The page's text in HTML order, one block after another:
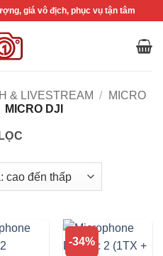
giá vô địch, phục vụ tận tâm
& LIVESTREAM /
MICRO
MICRO DJI
LỌC
-34%